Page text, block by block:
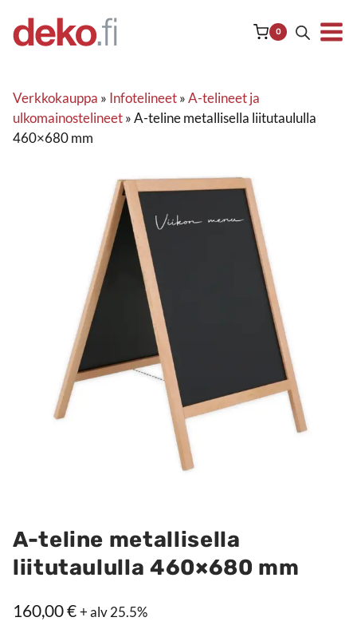
sisältöön
0
Verkkokauppa » Infotelineet»A-telineet ja
ulkomainostelineet»A-teline metallisella liitutaululla
460×680 mm
A-teline metallisella
liitutaululla 460×680 mm
160,00€+ alv 25.5%